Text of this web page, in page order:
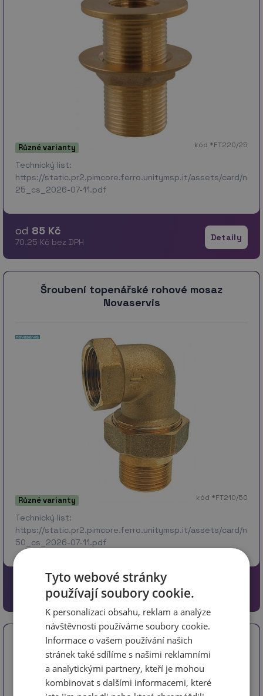
kód *FT220/25
Různé varianty
Technický list:
https://static.pr2.pimcore.ferro.unitymsp.it/assets/card/
25_cs_2026-07-11.pdf
Detaily
od 85 Kč
70.25 Kč bez DPH
Šroubení topenářské rohové mosaz
Novaservis
kód *FT210/50
Různé varianty
Technický list:
https://static.pr2.pimcore.ferro.unitymsp.it/assets/card/
50_cs_2026-07-11.pdf
78 Kč
64.46 Kč bez DPH
Víčko mosaz PROFI Novaservis
Tyto webové stránky
používají soubory cookie.
K personalizaci obsahu, reklam a analýze
návštěvnosti používáme soubory cookie.
Informace o vašem používání našich
stránek také sdílíme s našimi reklamními
a analytickými partnery, kteří je mohou
kombinovat s dalšími informacemi, které